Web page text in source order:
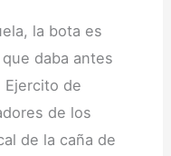
la bota es
daba antes
Ejercito de
de los
de la caña de